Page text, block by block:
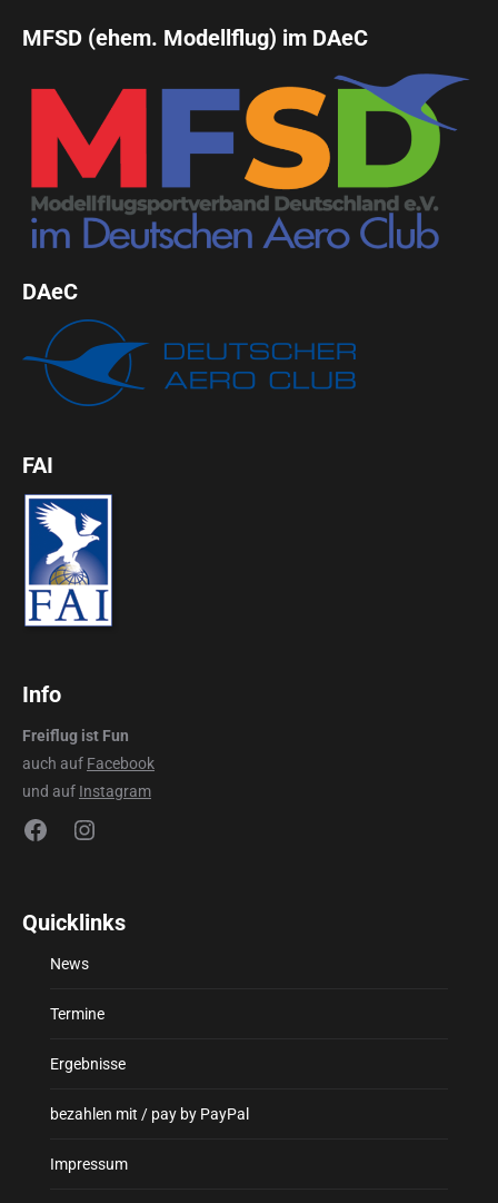
MFSD (ehem. Modellflug) im DAeC
DAeC
FAI
Info
Freiflug ist Fun
auch auf Facebook
und auf Instagram
FacebookInstagram
Quicklinks
News
Termine
Ergebnisse
bezahlen mit / pay by PayPal
Impressum